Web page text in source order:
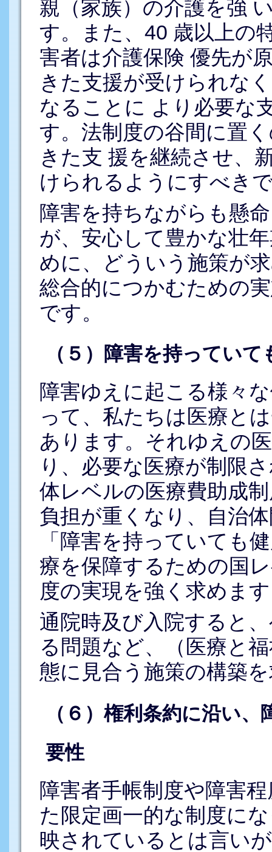
親（家族）の介護を強
す。また、40 歳以上の
害者は介護保険 優先が
きた支援が受けられな
なることに より必要な
す。法制度の谷間に置
きた支 援を継続させ、
けられるようにすべき
障害を持ちながらも懸
が、安心して豊かな壮
めに、どういう施策が
総合的につかむための
です。
（５）障害を持ってい
障害ゆえに起こる様々
って、私たちは医療と
あります。それゆえの
り、必要な医療が制限
体レベルの医療費助成
負担が重くなり、自治
「障害を持っていても
療を保障するための国
度の実現を強く求めま
通院時及び入院すると
る問題など、（医療と
態に見合う施策の構築
（６）権利条約に沿い
要性
障害者手帳制度や障害
た限定画一的な制度に
映されているとは言い